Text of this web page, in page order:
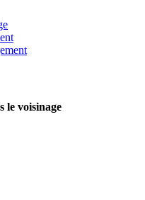
le voisinage